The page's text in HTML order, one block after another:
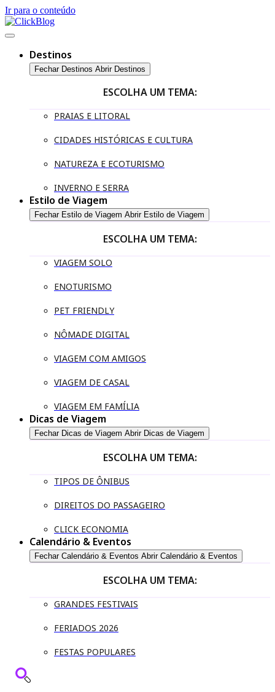
Ir para o conteúdo
Destinos
Fechar Destinos Abrir Destinos
ESCOLHA UM TEMA:
PRAIAS E LITORAL
CIDADES HISTÓRICAS E CULTURA
NATUREZA E ECOTURISMO
INVERNO E SERRA
Estilo de Viagem
Fechar Estilo de Viagem Abrir Estilo de Viagem
ESCOLHA UM TEMA:
VIAGEM SOLO
ENOTURISMO
PET FRIENDLY
NÔMADE DIGITAL
VIAGEM COM AMIGOS
VIAGEM DE CASAL
VIAGEM EM FAMÍLIA
Dicas de Viagem
Fechar Dicas de Viagem Abrir Dicas de Viagem
ESCOLHA UM TEMA:
TIPOS DE ÔNIBUS
DIREITOS DO PASSAGEIRO
CLICK ECONOMIA
Calendário & Eventos
Fechar Calendário & Eventos Abrir Calendário & Eventos
ESCOLHA UM TEMA:
GRANDES FESTIVAIS
FERIADOS 2026
FESTAS POPULARES